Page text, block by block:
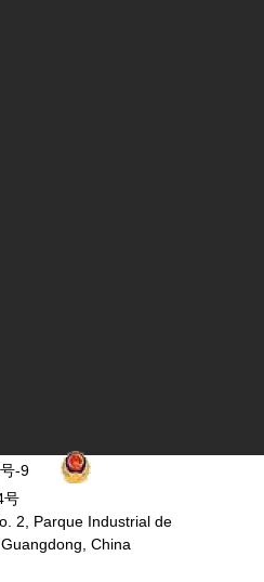
-9
号
2, Parque Industrial de
China